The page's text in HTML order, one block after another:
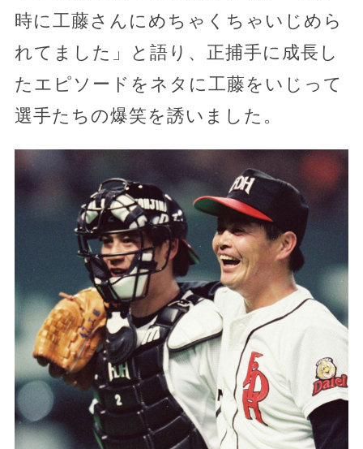
時に工藤さんにめちゃくちゃいじめら
れてました」と語り、正捕手に成長し
たエピソードをネタに工藤をいじって
選手たちの爆笑を誘いました。